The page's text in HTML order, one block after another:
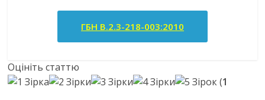
ГБН В.2.3-218-003:2010
Оцініть статтю
(1